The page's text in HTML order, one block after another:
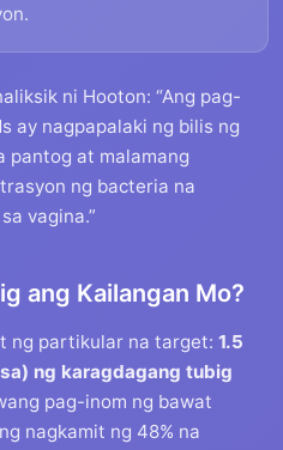
ni Hooton: “Ang pag-
ay nagpapalaki ng bilis ng
pantog at malamang
ng bacteria na
vagina.”
ang Kailangan Mo?
ng partikular na target: 1.5
ng karagdagang tubig
pag-inom ng bawat
nagkamit ng 48% na